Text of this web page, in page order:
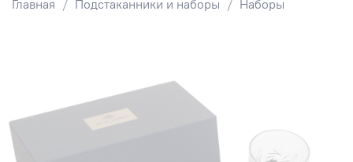
Главная Подстаканники и наборы Наборы